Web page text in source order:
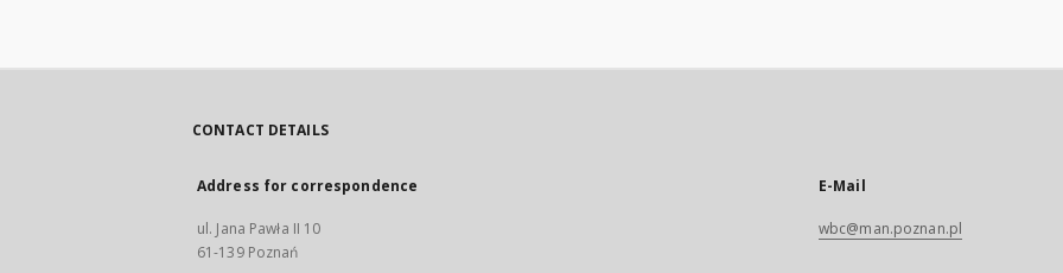
CONTACT DETAILS
Address for correspondence
ul. Jana Pawła II 10
61-139 Poznań
E-Mail
wbc@man.poznan.pl